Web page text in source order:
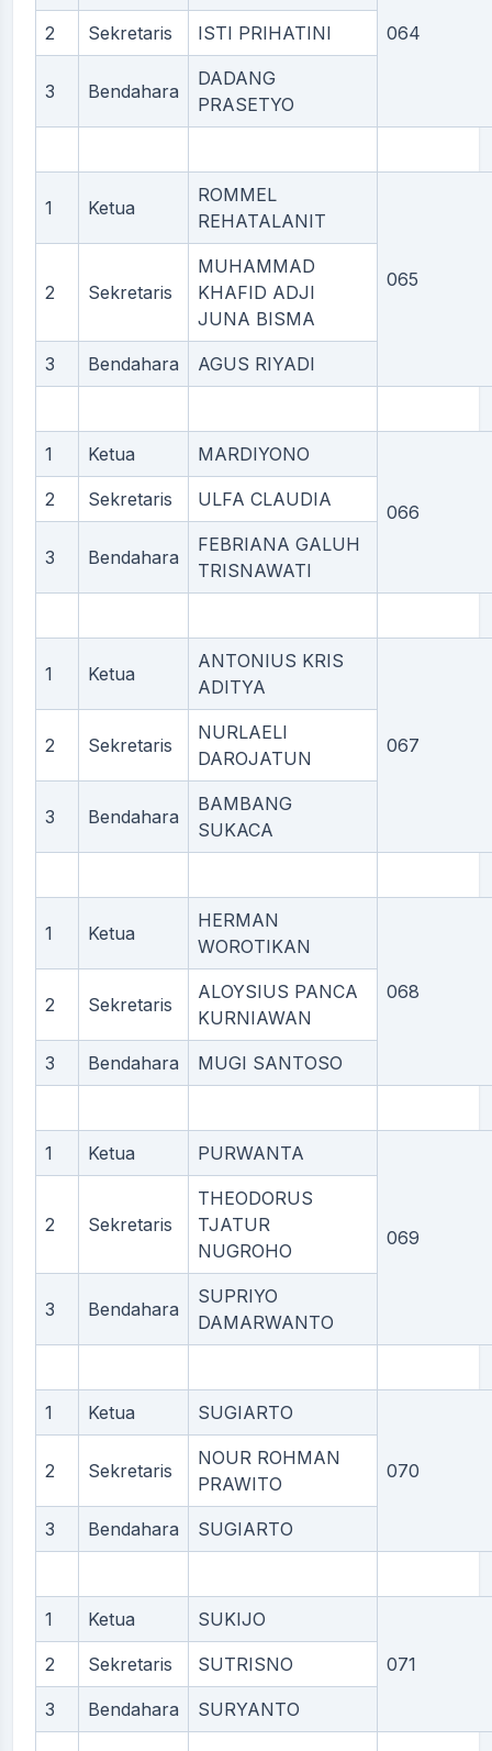
064
2 Sekretaris ISTI PRIHATINI
3 Bendahara
DADANG
PRASETYO
1 Ketua
ROMMEL
REHATALANIT
065
2 Sekretaris
MUHAMMAD
KHAFID ADJI
JUNA BISMA
3 Bendahara AGUS RIYADI
1 Ketua MARDIYONO
066
2 Sekretaris ULFA CLAUDIA
3 Bendahara
FEBRIANA GALUH
TRISNAWATI
1 Ketua
ANTONIUS KRIS
ADITYA
067
2 Sekretaris
NURLAELI
DAROJATUN
3 Bendahara
BAMBANG
SUKACA
1 Ketua
HERMAN
WOROTIKAN
068
2 Sekretaris
ALOYSIUS PANCA
KURNIAWAN
3 Bendahara MUGI SANTOSO
1 Ketua PURWANTA
069
2 Sekretaris
THEODORUS
TJATUR
NUGROHO
3 Bendahara
SUPRIYO
DAMARWANTO
1 Ketua SUGIARTO
070
2 Sekretaris
NOUR ROHMAN
PRAWITO
3 Bendahara SUGIARTO
1 Ketua SUKIJO
071
2 Sekretaris SUTRISNO
3 Bendahara SURYANTO